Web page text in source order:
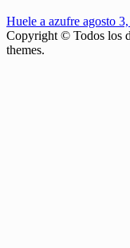
Huele a azufre agosto
Copyright © Todos los
themes.